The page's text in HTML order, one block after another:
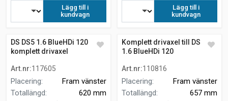
Lägg till i
kundvagn
Lägg till i
kundvagn
DS DS5 1.6 BlueHDi 120
komplett drivaxel
Art.nr:117605
Placering:
Fram vänster
Totallängd:
620 mm
Komplett drivaxel till DS DS5
1.6 BlueHDi 120
Art.nr:110816
Placering:
Fram vänster
Totallängd:
657 mm